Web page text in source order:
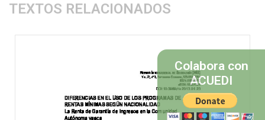
TEXTOS RELACIONADOS
Colabora con
ACUEDI